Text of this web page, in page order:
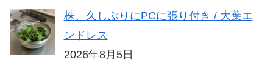
株、久しぶりにPCに張り付き / 大葉エ
ンドレス
2026年8月5日